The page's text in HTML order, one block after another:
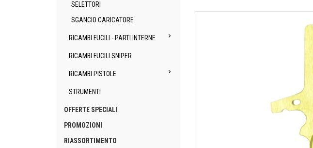
SELETTORI
SGANCIO CARICATORE
RICAMBI FUCILI - PARTI INTERNE 
RICAMBI FUCILI SNIPER
RICAMBI PISTOLE 
STRUMENTI
OFFERTE SPECIALI
PROMOZIONI
RIASSORTIMENTO